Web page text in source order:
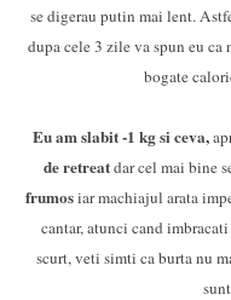
se digerau putin mai lent.
dupa cele 3 zile va spun eu ca
bogate
Eu am slabit -1 kg si ceva,
de retreatdar cel mai bine
frumosiar machiajul arata
cantar, atunci cand
scurt, veti simti ca burta nu